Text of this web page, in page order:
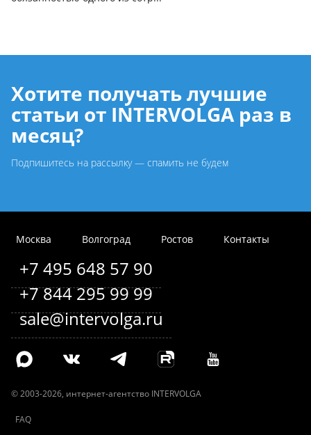
Хотите получать лучшие
статьи от INTERVOLGA раз в
месяц?
Подпишитесь на рассылку — спамить не будем
Москва Волгоград Ростов Контакты
+7 495 648 57 90
+7 844 295 99 99
sale@intervolga.ru
©2003-2026, интернет-агентство INTERVOLGA
FAQ